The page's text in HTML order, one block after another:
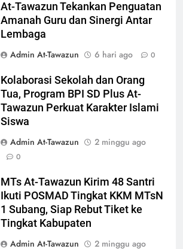
At-Tawazun Tekankan Penguatan
Amanah Guru dan Sinergi Antar
Lembaga
Admin At-Tawazun
6 hari ago 0
Kolaborasi Sekolah dan Orang
Tua, Program BPI SD Plus At-
Tawazun Perkuat Karakter Islami
Siswa
Admin At-Tawazun
2 minggu ago
0
MTs At-Tawazun Kirim 48 Santri
Ikuti POSMAD Tingkat KKM MTsN
1 Subang, Siap Rebut Tiket ke
Tingkat Kabupaten
Admin At-Tawazun
2 minggu ago